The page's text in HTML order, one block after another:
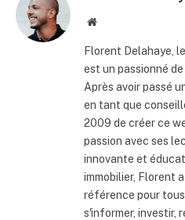
Site
Florent Delahaye,
est un passionné
Après avoir passé
en tant que
2009 de créer ce
passion avec ses
innovante et
immobilier, Florent
référence pour
s'informer, investir,